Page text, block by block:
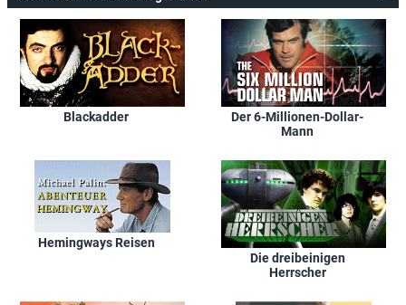
Blackadder
Der 6-Millionen-Dollar-
Mann
Hemingways Reisen
Die dreibeinigen
Herrscher